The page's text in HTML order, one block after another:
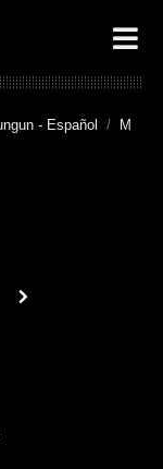
- Español
M
Mëlewe